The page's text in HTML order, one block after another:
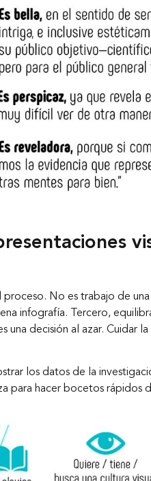
No es trabajo de
infografía. Tercero,
decisión al azar. Cuidar
los datos de la
para hacer bocetos rápidos